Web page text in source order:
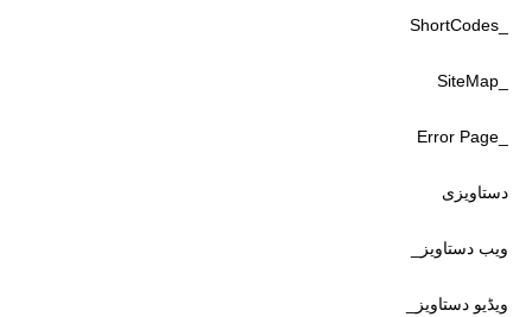
دستاویزی
ویب دستاویز_
ویڈیو دستاویز_